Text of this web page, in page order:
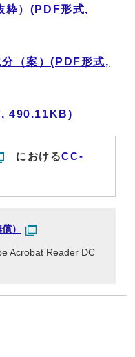
）(PDF形式,
（案）(PDF形式,
, 490.11KB)
におけるCC-
）
Acrobat Reader DC